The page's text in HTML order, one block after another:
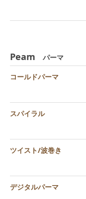
Peam パーマ
コールドパーマ
スパイラル
ツイスト/波巻き
デジタルパーマ